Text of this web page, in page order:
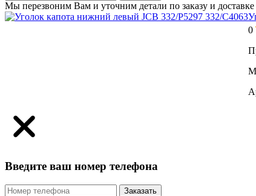
Мы перезвоним Вам и уточним детали по заказу и доставке
0
Введите ваш номер телефона
Заказать